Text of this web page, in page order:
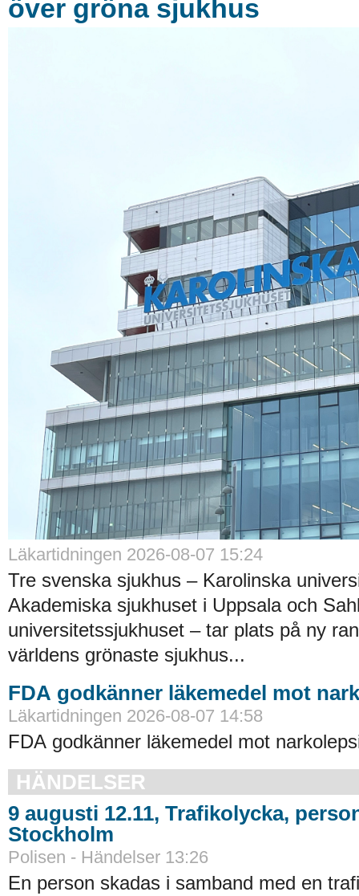
över gröna sjukhus
Läkartidningen 2026-08-07 15:24
Tre svenska sjukhus – Karolinska
Akademiska sjukhuset i Uppsala och
universitetssjukhuset – tar plats på ny
världens grönaste sjukhus...
FDA godkänner läkemedel mot
Läkartidningen 2026-08-07 14:58
FDA godkänner läkemedel mot
HÄNDELSER
9 augusti 12.11, Trafikolycka,
Stockholm
Polisen - Händelser 13:26
En person skadas i samband med en